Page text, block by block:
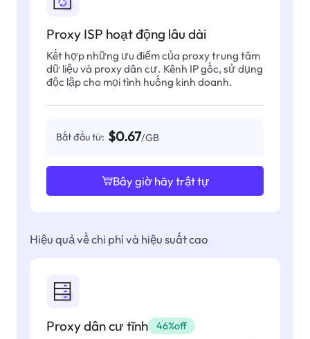
Proxy ISP hoạt động lâu dài
Kết hợp những ưu điểm của proxy trung tâm
dữ liệu và proxy dân cư. Kênh IP gốc, sử dụng
độc lập cho mọi tình huống kinh doanh.
Bắt đầu từ: $0.67/GB
Bây giờ hãy trật tự
Hiệu quả về chi phí và hiệu suất cao
Proxy dân cư tĩnh 46%off